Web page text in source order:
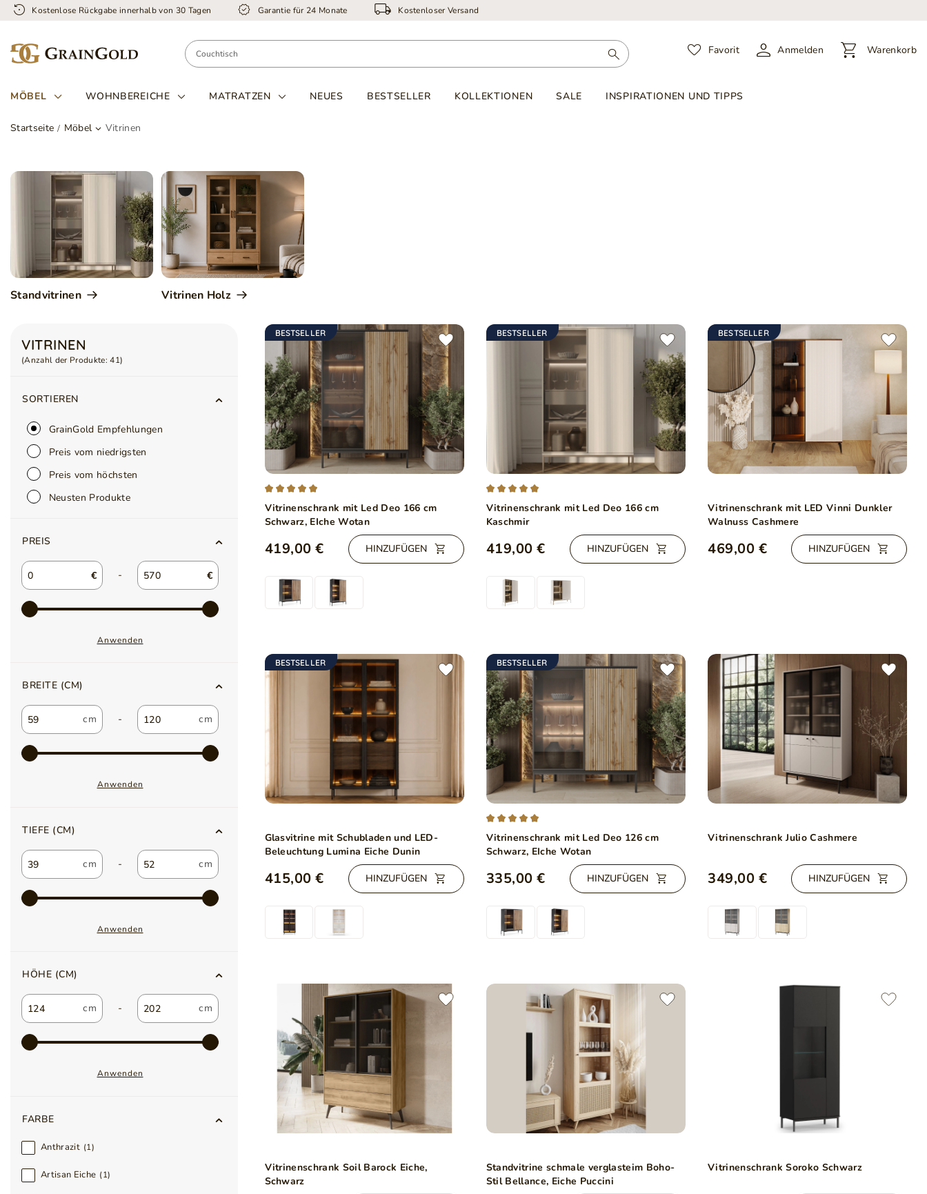
Kostenlose Rückgabe innerhalb von 30 Tagen Garantie für 24 Monate Kostenloser Versand
Favorit Anmelden Warenkorb
MÖBEL WOHNBEREICHE MATRATZEN NEUES BESTSELLER KOLLEKTIONEN SALE INSPIRATIONEN UND TIPPS
Startseite Möbel Vitrinen
Standvitrinen Vitrinen Holz
VITRINEN
(Anzahl der Produkte:41)
SORTIEREN
GrainGold Empfehlungen
Preis vom niedrigsten
Preis vom höchsten
Neusten Produkte
PREIS
€ - €
Anwenden
BREITE (CM)
-
Anwenden
TIEFE (CM)
-
Anwenden
HÖHE (CM)
-
Anwenden
FARBE
Anthrazit 1
Artisan Eiche 1
BESTSELLER
Vitrinenschrank mit Led Deo 166 cm
Schwarz, EIche Wotan
419,00 € HINZUFÜGEN
BESTSELLER
Vitrinenschrank mit Led Deo 166 cm
Kaschmir
419,00 € HINZUFÜGEN
BESTSELLER
Vitrinenschrank mit LED Vinni Dunkler
Walnuss Cashmere
469,00 € HINZUFÜGEN
BESTSELLER
Glasvitrine mit Schubladen und LED-
Beleuchtung Lumina Eiche Dunin
415,00 € HINZUFÜGEN
BESTSELLER
Vitrinenschrank mit Led Deo 126 cm
Schwarz, EIche Wotan
335,00 € HINZUFÜGEN
Vitrinenschrank Julio Cashmere
349,00 € HINZUFÜGEN
Vitrinenschrank Soil Barock Eiche,
Schwarz
Standvitrine schmale verglasteim Boho-
Stil Bellance, Eiche Puccini
Vitrinenschrank Soroko Schwarz